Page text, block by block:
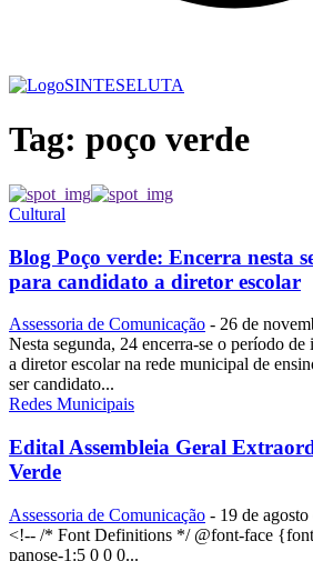
SINTESELUTA
Tag: poço verde
Cultural
Blog Poço verde: Encerra nesta
para candidato a diretor escolar
Assessoria de Comunicação - 26 de
Nesta segunda, 24 encerra-se o período de
a diretor escolar na rede municipal de
ser candidato...
Redes Municipais
Edital Assembleia Geral
Verde
Assessoria de Comunicação - 19 de
<!-- /* Font Definitions */ @font-face
panose-1:5 0 0 0...